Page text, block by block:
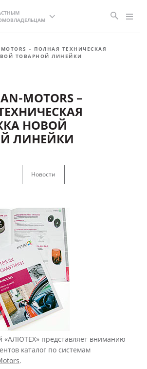
– ПОЛНАЯ ТЕХНИЧЕСКАЯ
ТОВАРНОЙ ЛИНЕЙКИ
MOTORS –
НОВОЙ
ЛИНЕЙКИ
Новости
«АЛЮТЕХ» представляет вниманию
каталог по системам
.